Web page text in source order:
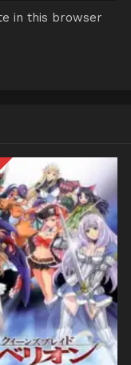
in this browser